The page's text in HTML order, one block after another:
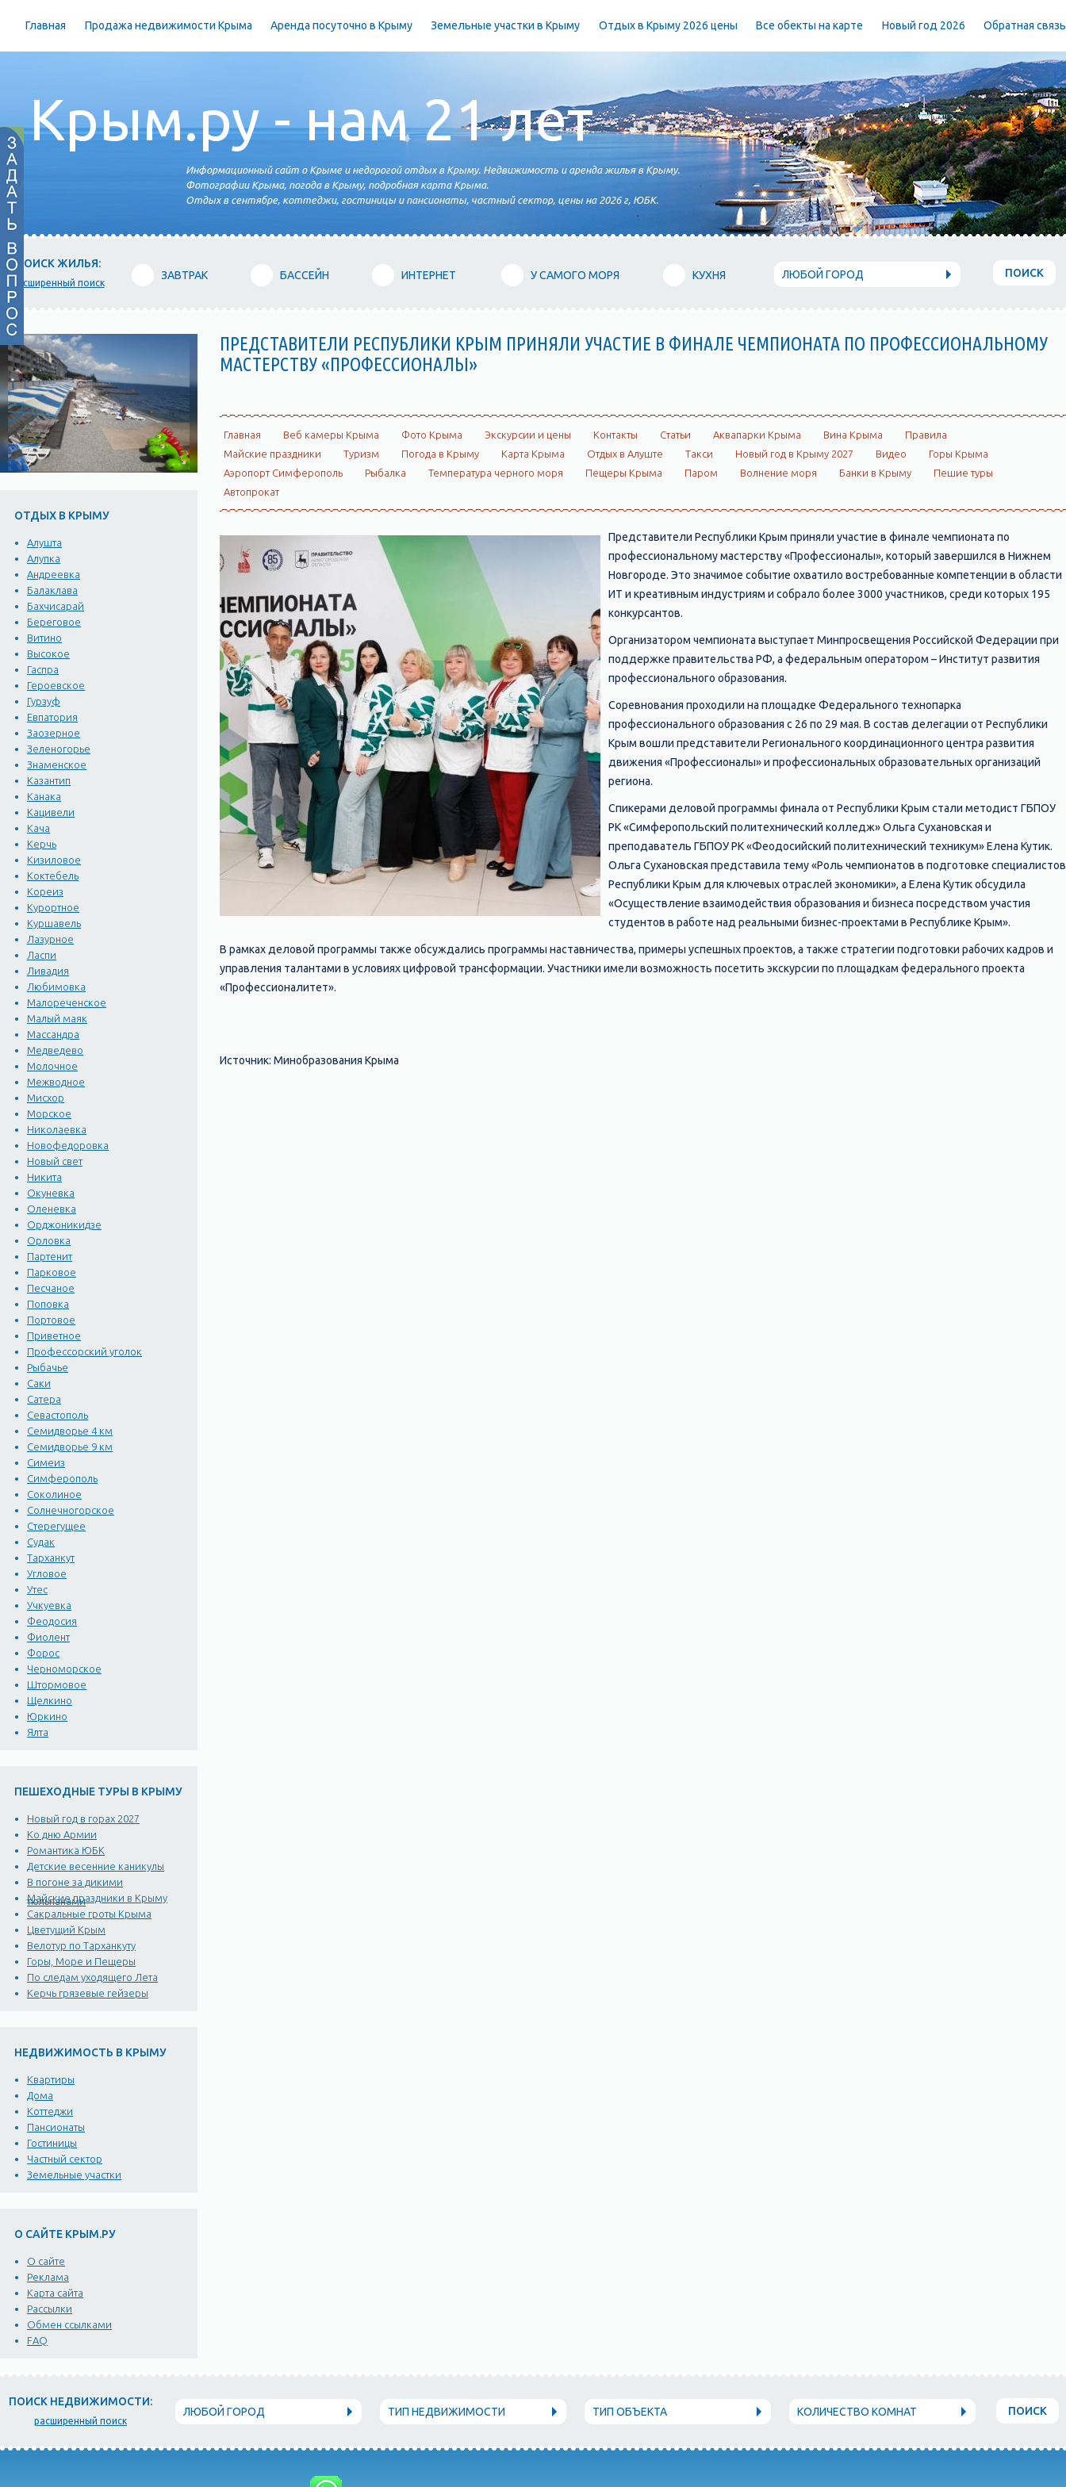
Главная Продажа недвижимости Крыма Аренда посуточно в Крыму Земельные участки в Крыму Отдых в Крыму 2026 цены Все обекты на карте Новый год 2026 Обратная связь
Крым.ру - нам 21 лет
Информационный сайт о Крыме и недорогой отдых в Крыму. Недвижимость и аренда жилья в Крыму.
Фотографии Крыма, погода в Крыму, подробная карта Крыма.
Отдых в сентябре, коттеджи, гостиницы и пансионаты, частный сектор, цены на 2026 г, ЮБК.
ПОИСК ЖИЛЬЯ:
расширенный поиск
ЗАВТРАК БАССЕЙН ИНТЕРНЕТ У САМОГО МОРЯ КУХНЯ ЛЮБОЙ ГОРОД ПОИСК
ОТДЫХ В КРЫМУ
Алушта
Алупка
Андреевка
Балаклава
Бахчисарай
Береговое
Витино
Высокое
Гаспра
Героевское
Гурзуф
Евпатория
Заозерное
Зеленогорье
Знаменское
Казантип
Канака
Кацивели
Кача
Керчь
Кизиловое
Коктебель
Кореиз
Курортное
Куршавель
Лазурное
Ласпи
Ливадия
Любимовка
Малореченское
Малый маяк
Массандра
Медведево
Молочное
Межводное
Мисхор
Морское
Николаевка
Новофедоровка
Новый свет
Никита
Окуневка
Оленевка
Орджоникидзе
Орловка
Партенит
Парковое
Песчаное
Поповка
Портовое
Приветное
Профессорский уголок
Рыбачье
Саки
Сатера
Севастополь
Семидворье 4 км
Семидворье 9 км
Симеиз
Симферополь
Соколиное
Солнечногорское
Стерегущее
Судак
Тарханкут
Угловое
Утес
Учкуевка
Феодосия
Фиолент
Форос
Черноморское
Штормовое
Щелкино
Юркино
Ялта
ПЕШЕХОДНЫЕ ТУРЫ В КРЫМУ
Новый год в горах 2027
Ко дню Армии
Романтика ЮБК
Детские весенние каникулы
В погоне за дикими
тюльпанами
Майские праздники в Крыму
Сакральные гроты Крыма
Цветущий Крым
Велотур по Тарханкуту
Горы, Море и Пещеры
По следам уходящего Лета
Керчь грязевые гейзеры
НЕДВИЖИМОСТЬ В КРЫМУ
Квартиры
Дома
Коттеджи
Пансионаты
Гостиницы
Частный сектор
Земельные участки
О САЙТЕ КРЫМ.РУ
О сайте
Реклама
Карта сайта
Рассылки
Обмен ссылками
FAQ
ПРЕДСТАВИТЕЛИ РЕСПУБЛИКИ КРЫМ ПРИНЯЛИ УЧАСТИЕ В ФИНАЛЕ ЧЕМПИОНАТА ПО ПРОФЕССИОНАЛЬНОМУ
МАСТЕРСТВУ «ПРОФЕССИОНАЛЫ»
Главная Веб камеры Крыма Фото Крыма Экскурсии и цены Контакты Статьи Аквапарки Крыма Вина Крыма
Правила
Майские праздники
Туризм Погода в Крыму Карта Крыма Отдых в Алуште Такси Новый год в Крыму 2027 Видео
Горы Крыма
Аэропорт Симферополь
Рыбалка Температура черного моря Пещеры Крыма Паром Волнение моря Банки в Крыму
Пешие туры
Автопрокат
Представители Республики Крым приняли участие в финале чемпионата по
профессиональному мастерству «Профессионалы», который завершился в Нижнем
Новгороде. Это значимое событие охватило востребованные компетенции в области
ИТ и креативным индустриям и собрало более 3000 участников, среди которых 195
конкурсантов.
Организатором чемпионата выступает Минпросвещения Российской Федерации при
поддержке правительства РФ, а федеральным оператором – Институт развития
профессионального образования.
Соревнования проходили на площадке Федерального технопарка
профессионального образования с 26 по 29 мая. В состав делегации от Республики
Крым вошли представители Регионального координационного центра развития
движения «Профессионалы» и профессиональных образовательных организаций
региона.
Спикерами деловой программы финала от Республики Крым стали методист ГБПОУ
РК «Симферопольский политехнический колледж» Ольга Сухановская и
преподаватель ГБПОУ РК «Феодосийский политехнический техникум» Елена Кутик.
Ольга Сухановская представила тему «Роль чемпионатов в подготовке специалистов
Республики Крым для ключевых отраслей экономики», а Елена Кутик обсудила
«Осуществление взаимодействия образования и бизнеса посредством участия
студентов в работе над реальными бизнес-проектами в Республике Крым».
В рамках деловой программы также обсуждались программы наставничества, примеры успешных проектов, а также стратегии подготовки рабочих кадров и
управления талантами в условиях цифровой трансформации. Участники имели возможность посетить экскурсии по площадкам федерального проекта
«Профессионалитет».
Источник: Минобразования Крыма
ПОИСК НЕДВИЖИМОСТИ:
расширенный поиск
ЛЮБОЙ ГОРОД ТИП НЕДВИЖИМОСТИ ТИП ОБЪЕКТА КОЛИЧЕСТВО КОМНАТ ПОИСК